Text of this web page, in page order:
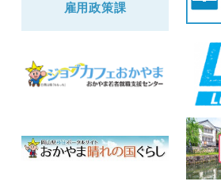
雇用政策課